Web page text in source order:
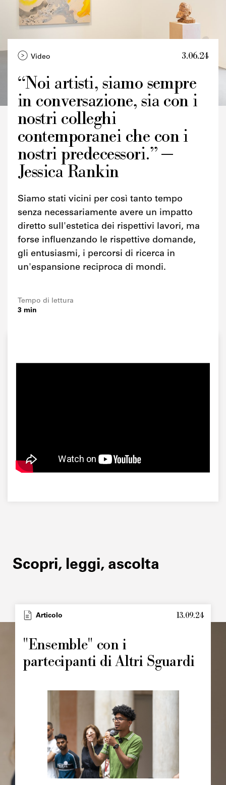
Credits
Video 3.06.24
“Noi artisti, siamo sempre
in conversazione, sia con i
nostri colleghi
contemporanei che con i
nostri predecessori.” —
Jessica Rankin
Siamo stati vicini per così tanto tempo
senza necessariamente avere un impatto
diretto sull'estetica dei rispettivi lavori, ma
forse influenzando le rispettive domande,
gli entusiasmi, i percorsi di ricerca in
un'espansione reciproca di mondi.
Tempo di lettura
3 min
Scopri, leggi, ascolta
TypeArticolo 13.09.24
"Ensemble" con i
partecipanti di Altri Sguardi